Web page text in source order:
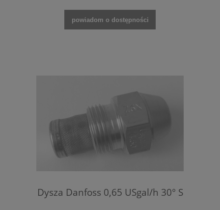
powiadom o dostępności
Dysza Danfoss 0,65 USgal/h 30° S